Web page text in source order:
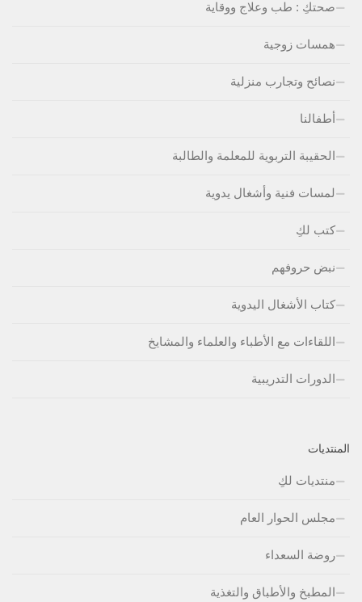
صحتكِ : طب وعلاج ووقاية
همسات زوجية
نصائح وتجارب منزلية
أطفالنا
الحقيبة التربوية للمعلمة والطالبة
لمسات فنية وأشغال يدوية
كتب لكِ
نبض حروفهم
كتاب الأشغال اليدوية
اللقاءات مع الأطباء والعلماء والمشايخ
الدورات التدريبية
المنتديات
منتديات لكِ
مجلس الحوار العام
روضة السعداء
المطبخ والأطباق والتغذية